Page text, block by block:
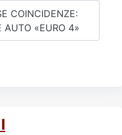
COINCIDENZE:
AUTO «EURO 4»